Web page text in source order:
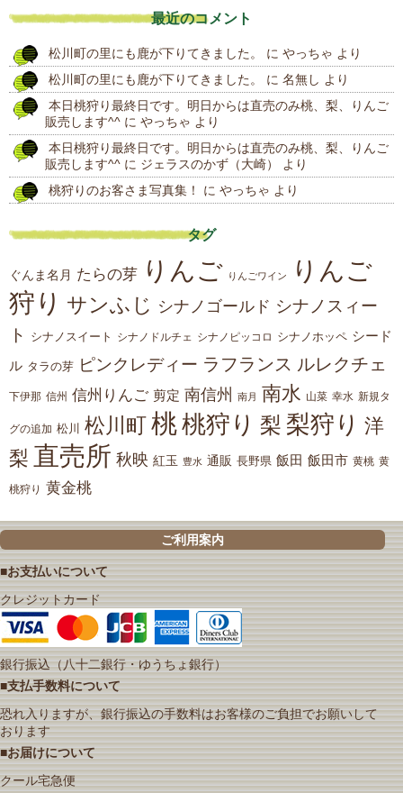
投
稿
最近のコメント
松川町の里にも鹿が下りてきました。 に やっちゃ より
松川町の里にも鹿が下りてきました。
に 名無し より
本日桃狩り最終日です。明日からは直売のみ桃、梨、りんご
販売します^^ に やっちゃ より
本日桃狩り最終日です。明日からは直売のみ桃、梨、りんご
販売します^^ に ジェラスのかず（大崎）
より
桃狩りのお客さま写真集！
に やっちゃ より
タグ
ぐんま名月 たらの芽 りんご りんごワイン
りんご
狩り サンふじ シナノゴールド シナノスィー
ト
シナノスイート シナノドルチェ シナノピッコロ シナノホッペ シード
ル タラの芽 ピンクレディー ラフランス ルレクチェ
下伊那 信州 信州りんご 剪定 南信州 南月 南水 山菜 幸水 新規タ
グの追加 松川 松川町 桃桃狩り 梨 梨狩り 洋
梨 直売所 秋映 紅玉 豊水 通販 長野県 飯田 飯田市 黄桃 黄
桃狩り 黄金桃
ご利用案内
■お支払いについて
クレジットカード
銀行振込（八十二銀行・ゆうちょ銀行）
■支払手数料について
恐れ入りますが、銀行振込の手数料はお客様のご負担でお願いして
おります
■お届けについて
クール宅急便